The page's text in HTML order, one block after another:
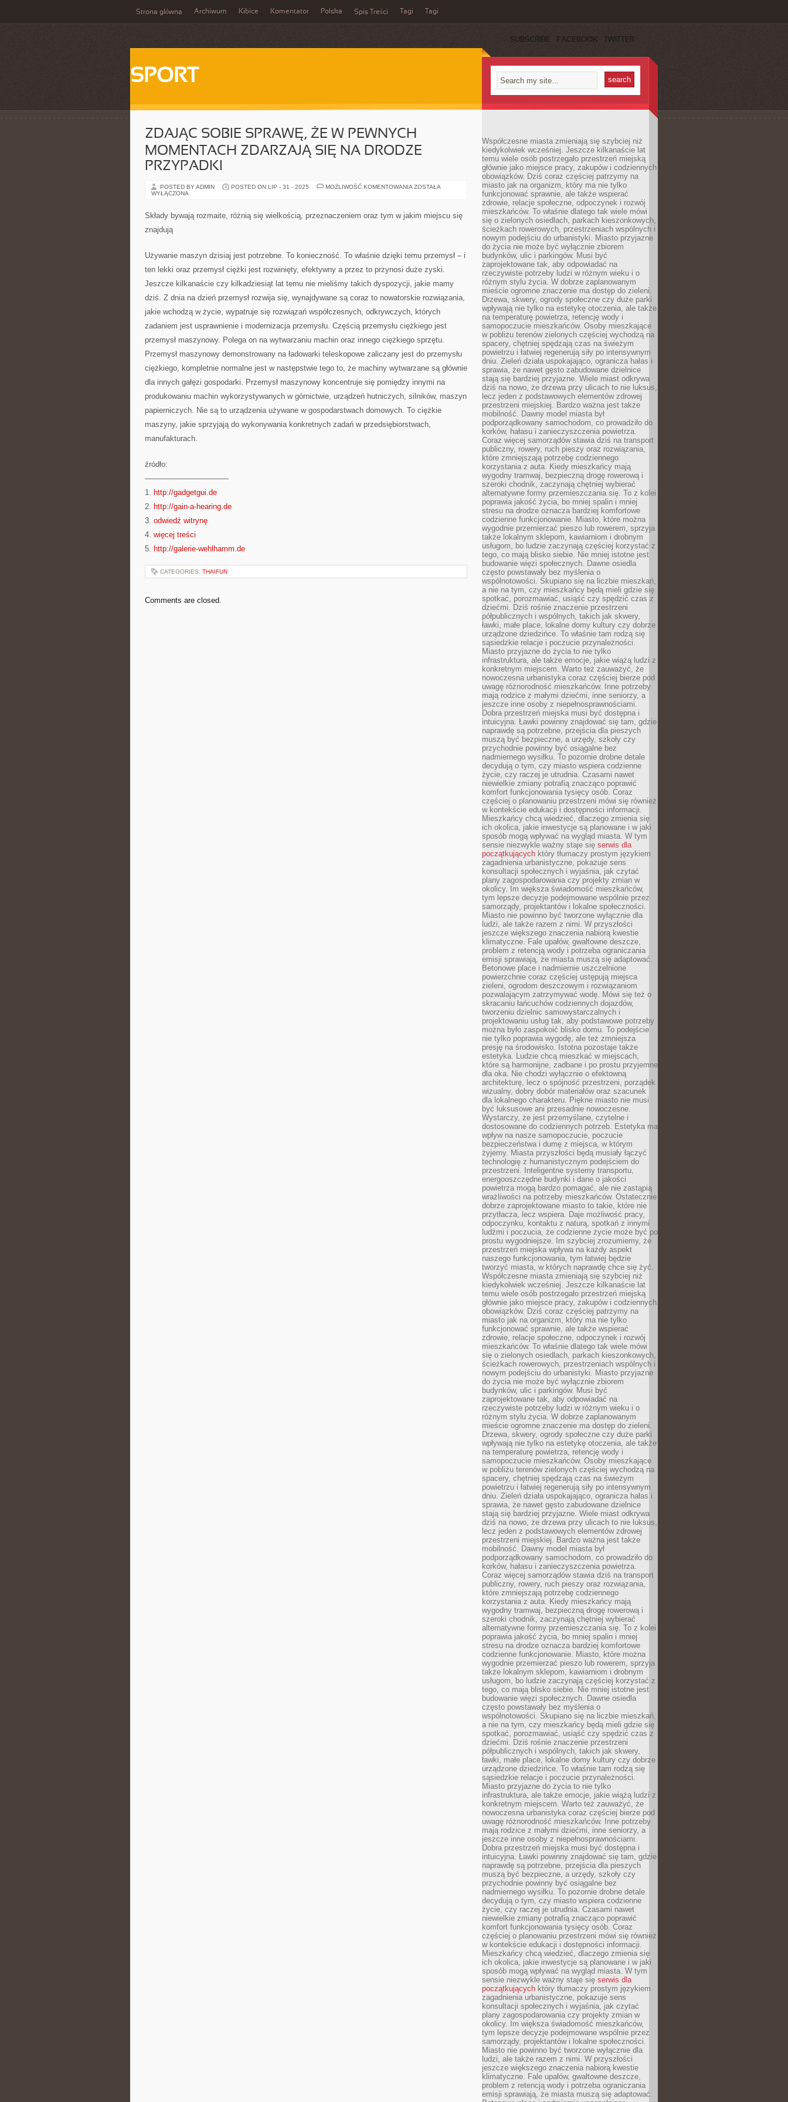
Strona główna Archiwum Kibice Komentator Polska Spis Treści Tagi Tagi
SUBSCRIBE FACEBOOK TWITTER
SPORT
ZDAJĄC SOBIE SPRAWĘ, ŻE W PEWNYCH
MOMENTACH ZDARZAJĄ SIĘ NA DRODZE
PRZYPADKI
POSTED BY ADMIN POSTED ON LIP - 31 - 2025 MOŻLIWOŚĆ KOMENTOWANIA ZDAJĄC
W
PEWNYCH
PRZYPADKI
ZOSTAŁA
WYŁĄCZONA
Składy bywają rozmaite, różnią się wielkością, przeznaczeniem oraz tym w jakim miejscu się
znajdują
Używanie maszyn dzisiaj jest potrzebne. To konieczność. To właśnie dzięki temu przemysł – i
ten lekki oraz przemysł ciężki jest rozwinięty, efektywny a przez to przynosi duże zyski.
Jeszcze kilkanaście czy kilkadziesiąt lat temu nie mieliśmy takich dyspozycji, jakie mamy
dziś. Z dnia na dzień przemysł rozwija się, wynajdywane są coraz to nowatorskie rozwiązania,
jakie wchodzą w życie, wypatruje się rozwiązań współczesnych, odkrywczych, których
zadaniem jest usprawnienie i modernizacja przemysłu. Częścią przemysłu ciężkiego jest
przemysł maszynowy. Polega on na wytwarzaniu machin oraz innego ciężkiego sprzętu.
Przemysł maszynowy demonstrowany na ładowarki teleskopowe zaliczany jest do przemysłu
ciężkiego, kompletnie normalne jest w następstwie tego to, że machiny wytwarzane są głównie
dla innych gałęzi gospodarki. Przemysł maszynowy koncentruje się pomiędzy innymi na
produkowaniu machin wykorzystywanych w górnictwie, urządzeń hutniczych, silników, maszyn
papierniczych. Nie są to urządzenia używane w gospodarstwach domowych. To ciężkie
maszyny, jakie sprzyjają do wykonywania konkretnych zadań w przedsiębiorstwach,
manufakturach.
źródło:
———————————
1. http://gadgetgui.de
2. http://gain-a-hearing.de
3. odwiedź witrynę
4. więcej treści
5. http://galerie-wehlhamm.de
CATEGORIES: THAIFUN
Comments are closed.
Współczesne miasta zmieniają się szybciej niż
kiedykolwiek wcześniej. Jeszcze kilkanaście lat
temu wiele osób postrzegało przestrzeń miejską
głównie jako miejsce pracy, zakupów i codziennych
obowiązków. Dziś coraz częściej patrzymy na
miasto jak na organizm, który ma nie tylko
funkcjonować sprawnie, ale także wspierać
zdrowie, relacje społeczne, odpoczynek i rozwój
mieszkańców. To właśnie dlatego tak wiele mówi
się o zielonych osiedlach, parkach kieszonkowych,
ścieżkach rowerowych, przestrzeniach wspólnych i
nowym podejściu do urbanistyki. Miasto przyjazne
do życia nie może być wyłącznie zbiorem
budynków, ulic i parkingów. Musi być
zaprojektowane tak, aby odpowiadać na
rzeczywiste potrzeby ludzi w różnym wieku i o
różnym stylu życia. W dobrze zaplanowanym
mieście ogromne znaczenie ma dostęp do zieleni.
Drzewa, skwery, ogrody społeczne czy duże parki
wpływają nie tylko na estetykę otoczenia, ale także
na temperaturę powietrza, retencję wody i
samopoczucie mieszkańców. Osoby mieszkające
w pobliżu terenów zielonych częściej wychodzą na
spacery, chętniej spędzają czas na świeżym
powietrzu i łatwiej regenerują siły po intensywnym
dniu. Zieleń działa uspokajająco, ogranicza hałas i
sprawia, że nawet gęsto zabudowane dzielnice
stają się bardziej przyjazne. Wiele miast odkrywa
dziś na nowo, że drzewa przy ulicach to nie luksus,
lecz jeden z podstawowych elementów zdrowej
przestrzeni miejskiej. Bardzo ważna jest także
mobilność. Dawny model miasta był
podporządkowany samochodom, co prowadziło do
korków, hałasu i zanieczyszczenia powietrza.
Coraz więcej samorządów stawia dziś na transport
publiczny, rowery, ruch pieszy oraz rozwiązania,
które zmniejszają potrzebę codziennego
korzystania z auta. Kiedy mieszkańcy mają
wygodny tramwaj, bezpieczną drogę rowerową i
szeroki chodnik, zaczynają chętniej wybierać
alternatywne formy przemieszczania się. To z kolei
poprawia jakość życia, bo mniej spalin i mniej
stresu na drodze oznacza bardziej komfortowe
codzienne funkcjonowanie. Miasto, które można
wygodnie przemierzać pieszo lub rowerem, sprzyja
także lokalnym sklepom, kawiarniom i drobnym
usługom, bo ludzie zaczynają częściej korzystać z
tego, co mają blisko siebie. Nie mniej istotne jest
budowanie więzi społecznych. Dawne osiedla
często powstawały bez myślenia o
wspólnotowości. Skupiano się na liczbie mieszkań,
a nie na tym, czy mieszkańcy będą mieli gdzie się
spotkać, porozmawiać, usiąść czy spędzić czas z
dziećmi. Dziś rośnie znaczenie przestrzeni
półpublicznych i wspólnych, takich jak skwery,
ławki, małe place, lokalne domy kultury czy dobrze
urządzone dziedzińce. To właśnie tam rodzą się
sąsiedzkie relacje i poczucie przynależności.
Miasto przyjazne do życia to nie tylko
infrastruktura, ale także emocje, jakie wiążą ludzi z
konkretnym miejscem. Warto też zauważyć, że
nowoczesna urbanistyka coraz częściej bierze pod
uwagę różnorodność mieszkańców. Inne potrzeby
mają rodzice z małymi dziećmi, inne seniorzy, a
jeszcze inne osoby z niepełnosprawnościami.
Dobra przestrzeń miejska musi być dostępna i
intuicyjna. Ławki powinny znajdować się tam, gdzie
naprawdę są potrzebne, przejścia dla pieszych
muszą być bezpieczne, a urzędy, szkoły czy
przychodnie powinny być osiągalne bez
nadmiernego wysiłku. To pozornie drobne detale
decydują o tym, czy miasto wspiera codzienne
życie, czy raczej je utrudnia. Czasami nawet
niewielkie zmiany potrafią znacząco poprawić
komfort funkcjonowania tysięcy osób. Coraz
częściej o planowaniu przestrzeni mówi się również
w kontekście edukacji i dostępności informacji.
Mieszkańcy chcą wiedzieć, dlaczego zmienia się
ich okolica, jakie inwestycje są planowane i w jaki
sposób mogą wpływać na wygląd miasta. W tym
sensie niezwykle ważny staje się serwis dla
początkujących który tłumaczy prostym językiem
zagadnienia urbanistyczne, pokazuje sens
konsultacji społecznych i wyjaśnia, jak czytać
plany zagospodarowania czy projekty zmian w
okolicy. Im większa świadomość mieszkańców,
tym lepsze decyzje podejmowane wspólnie przez
samorządy, projektantów i lokalne społeczności.
Miasto nie powinno być tworzone wyłącznie dla
ludzi, ale także razem z nimi. W przyszłości
jeszcze większego znaczenia nabiorą kwestie
klimatyczne. Fale upałów, gwałtowne deszcze,
problem z retencją wody i potrzeba ograniczania
emisji sprawiają, że miasta muszą się adaptować.
Betonowe place i nadmiernie uszczelnione
powierzchnie coraz częściej ustępują miejsca
zieleni, ogrodom deszczowym i rozwiązaniom
pozwalającym zatrzymywać wodę. Mówi się też o
skracaniu łańcuchów codziennych dojazdów,
tworzeniu dzielnic samowystarczalnych i
projektowaniu usług tak, aby podstawowe potrzeby
można było zaspokoić blisko domu. To podejście
nie tylko poprawia wygodę, ale też zmniejsza
presję na środowisko. Istotna pozostaje także
estetyka. Ludzie chcą mieszkać w miejscach,
które są harmonijne, zadbane i po prostu przyjemne
dla oka. Nie chodzi wyłącznie o efektowną
architekturę, lecz o spójność przestrzeni, porządek
wizualny, dobry dobór materiałów oraz szacunek
dla lokalnego charakteru. Piękne miasto nie musi
być luksusowe ani przesadnie nowoczesne.
Wystarczy, że jest przemyślane, czytelne i
dostosowane do codziennych potrzeb. Estetyka ma
wpływ na nasze samopoczucie, poczucie
bezpieczeństwa i dumę z miejsca, w którym
żyjemy. Miasta przyszłości będą musiały łączyć
technologię z humanistycznym podejściem do
przestrzeni. Inteligentne systemy transportu,
energooszczędne budynki i dane o jakości
powietrza mogą bardzo pomagać, ale nie zastąpią
wrażliwości na potrzeby mieszkańców. Ostatecznie
dobrze zaprojektowane miasto to takie, które nie
przytłacza, lecz wspiera. Daje możliwość pracy,
odpoczynku, kontaktu z naturą, spotkań z innymi
ludźmi i poczucia, że codzienne życie może być po
prostu wygodniejsze. Im szybciej zrozumiemy, że
przestrzeń miejska wpływa na każdy aspekt
naszego funkcjonowania, tym łatwiej będzie
tworzyć miasta, w których naprawdę chce się żyć.
Współczesne miasta zmieniają się szybciej niż
kiedykolwiek wcześniej. Jeszcze kilkanaście lat
temu wiele osób postrzegało przestrzeń miejską
głównie jako miejsce pracy, zakupów i codziennych
obowiązków. Dziś coraz częściej patrzymy na
miasto jak na organizm, który ma nie tylko
funkcjonować sprawnie, ale także wspierać
zdrowie, relacje społeczne, odpoczynek i rozwój
mieszkańców. To właśnie dlatego tak wiele mówi
się o zielonych osiedlach, parkach kieszonkowych,
ścieżkach rowerowych, przestrzeniach wspólnych i
nowym podejściu do urbanistyki. Miasto przyjazne
do życia nie może być wyłącznie zbiorem
budynków, ulic i parkingów. Musi być
zaprojektowane tak, aby odpowiadać na
rzeczywiste potrzeby ludzi w różnym wieku i o
różnym stylu życia. W dobrze zaplanowanym
mieście ogromne znaczenie ma dostęp do zieleni.
Drzewa, skwery, ogrody społeczne czy duże parki
wpływają nie tylko na estetykę otoczenia, ale także
na temperaturę powietrza, retencję wody i
samopoczucie mieszkańców. Osoby mieszkające
w pobliżu terenów zielonych częściej wychodzą na
spacery, chętniej spędzają czas na świeżym
powietrzu i łatwiej regenerują siły po intensywnym
dniu. Zieleń działa uspokajająco, ogranicza hałas i
sprawia, że nawet gęsto zabudowane dzielnice
stają się bardziej przyjazne. Wiele miast odkrywa
dziś na nowo, że drzewa przy ulicach to nie luksus,
lecz jeden z podstawowych elementów zdrowej
przestrzeni miejskiej. Bardzo ważna jest także
mobilność. Dawny model miasta był
podporządkowany samochodom, co prowadziło do
korków, hałasu i zanieczyszczenia powietrza.
Coraz więcej samorządów stawia dziś na transport
publiczny, rowery, ruch pieszy oraz rozwiązania,
które zmniejszają potrzebę codziennego
korzystania z auta. Kiedy mieszkańcy mają
wygodny tramwaj, bezpieczną drogę rowerową i
szeroki chodnik, zaczynają chętniej wybierać
alternatywne formy przemieszczania się. To z kolei
poprawia jakość życia, bo mniej spalin i mniej
stresu na drodze oznacza bardziej komfortowe
codzienne funkcjonowanie. Miasto, które można
wygodnie przemierzać pieszo lub rowerem, sprzyja
także lokalnym sklepom, kawiarniom i drobnym
usługom, bo ludzie zaczynają częściej korzystać z
tego, co mają blisko siebie. Nie mniej istotne jest
budowanie więzi społecznych. Dawne osiedla
często powstawały bez myślenia o
wspólnotowości. Skupiano się na liczbie mieszkań,
a nie na tym, czy mieszkańcy będą mieli gdzie się
spotkać, porozmawiać, usiąść czy spędzić czas z
dziećmi. Dziś rośnie znaczenie przestrzeni
półpublicznych i wspólnych, takich jak skwery,
ławki, małe place, lokalne domy kultury czy dobrze
urządzone dziedzińce. To właśnie tam rodzą się
sąsiedzkie relacje i poczucie przynależności.
Miasto przyjazne do życia to nie tylko
infrastruktura, ale także emocje, jakie wiążą ludzi z
konkretnym miejscem. Warto też zauważyć, że
nowoczesna urbanistyka coraz częściej bierze pod
uwagę różnorodność mieszkańców. Inne potrzeby
mają rodzice z małymi dziećmi, inne seniorzy, a
jeszcze inne osoby z niepełnosprawnościami.
Dobra przestrzeń miejska musi być dostępna i
intuicyjna. Ławki powinny znajdować się tam, gdzie
naprawdę są potrzebne, przejścia dla pieszych
muszą być bezpieczne, a urzędy, szkoły czy
przychodnie powinny być osiągalne bez
nadmiernego wysiłku. To pozornie drobne detale
decydują o tym, czy miasto wspiera codzienne
życie, czy raczej je utrudnia. Czasami nawet
niewielkie zmiany potrafią znacząco poprawić
komfort funkcjonowania tysięcy osób. Coraz
częściej o planowaniu przestrzeni mówi się również
w kontekście edukacji i dostępności informacji.
Mieszkańcy chcą wiedzieć, dlaczego zmienia się
ich okolica, jakie inwestycje są planowane i w jaki
sposób mogą wpływać na wygląd miasta. W tym
sensie niezwykle ważny staje się serwis dla
początkujących który tłumaczy prostym językiem
zagadnienia urbanistyczne, pokazuje sens
konsultacji społecznych i wyjaśnia, jak czytać
plany zagospodarowania czy projekty zmian w
okolicy. Im większa świadomość mieszkańców,
tym lepsze decyzje podejmowane wspólnie przez
samorządy, projektantów i lokalne społeczności.
Miasto nie powinno być tworzone wyłącznie dla
ludzi, ale także razem z nimi. W przyszłości
jeszcze większego znaczenia nabiorą kwestie
klimatyczne. Fale upałów, gwałtowne deszcze,
problem z retencją wody i potrzeba ograniczania
emisji sprawiają, że miasta muszą się adaptować.